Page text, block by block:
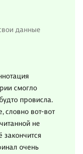
данные
смогло
провисла.
словно вот-вот
не
закончится
очень